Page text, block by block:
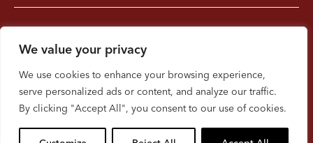
We value your privacy
We use cookies to enhance your browsing experience,
serve personalized ads or content, and analyze our traffic.
By clicking "Accept All", you consent to our use of cookies.
Om Bonnierförlagen
Cookies
Integritetspolicy